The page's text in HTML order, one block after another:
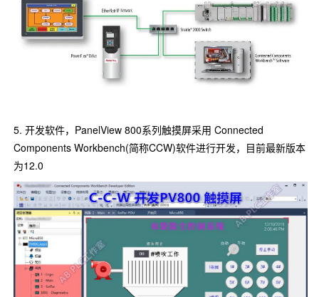
5. 开发软件，PanelView 800系列触摸屏采用 Connected
Components Workbench(简称CCW)软件进行开发，目前最新版本
为12.0